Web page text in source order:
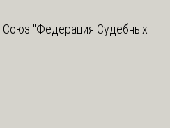
Союз "Федерация Судебных